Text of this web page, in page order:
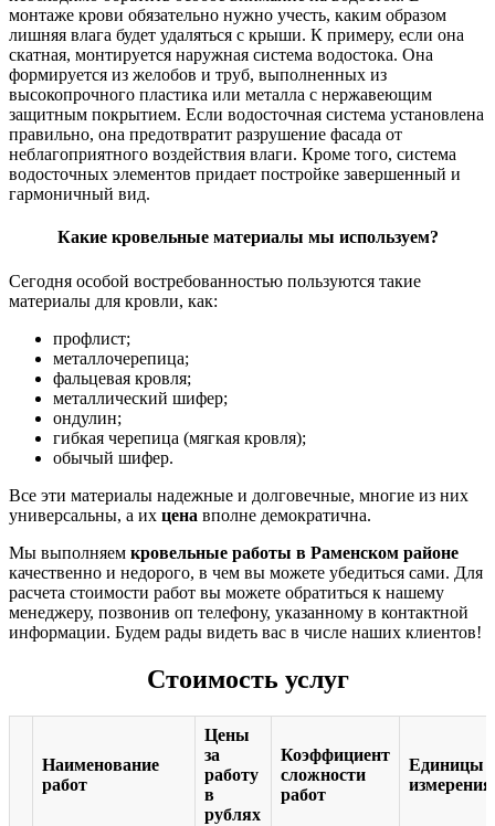
монтаже крови обязательно нужно учесть, каким образом
лишняя влага будет удаляться с крыши. К примеру, если она
скатная, монтируется наружная система водостока. Она
формируется из желобов и труб, выполненных из
высокопрочного пластика или металла с нержавеющим
защитным покрытием. Если водосточная система установлена
правильно, она предотвратит разрушение фасада от
неблагоприятного воздействия влаги. Кроме того, система
водосточных элементов придает постройке завершенный и
гармоничный вид.
Какие кровельные материалы мы используем?
Сегодня особой востребованностью пользуются такие
материалы для кровли, как:
профлист;
металлочерепица;
фальцевая кровля;
металлический шифер;
ондулин;
гибкая черепица (мягкая кровля);
обычый шифер.
Все эти материалы надежные и долговечные, многие из них
универсальны, а их цена вполне демократична.
Мы выполняем кровельные работы в Раменском районе
качественно и недорого, в чем вы можете убедиться сами. Для
расчета стоимости работ вы можете обратиться к нашему
менеджеру, позвонив оп телефону, указанному в контактной
информации. Будем рады видеть вас в числе наших клиентов!
Стоимость услуг
Наименование
работ
Цены
за
работу
в
рублях
Коэффициент
сложности
работ
Единицы
измерения